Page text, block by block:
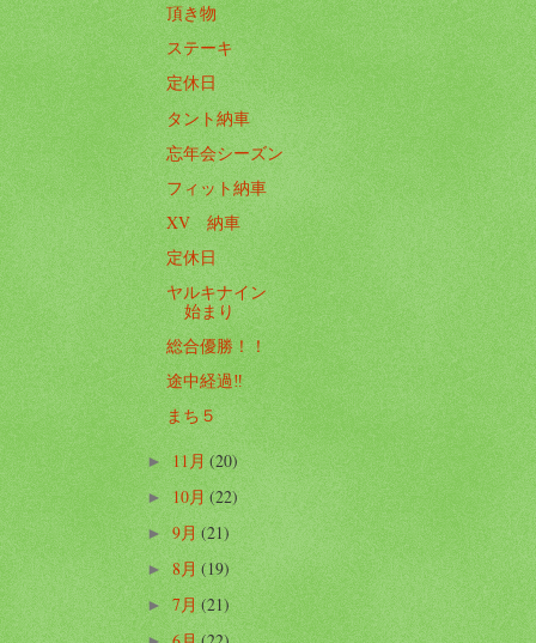
頂き物
ステーキ
定休日
タント納車
忘年会シーズン
フィット納車
XV 納車
定休日
ヤルキナイン
始まり
総合優勝！！
途中経過‼️
まち５
►11月(20)
►10月(22)
►9月(21)
►8月(19)
►7月(21)